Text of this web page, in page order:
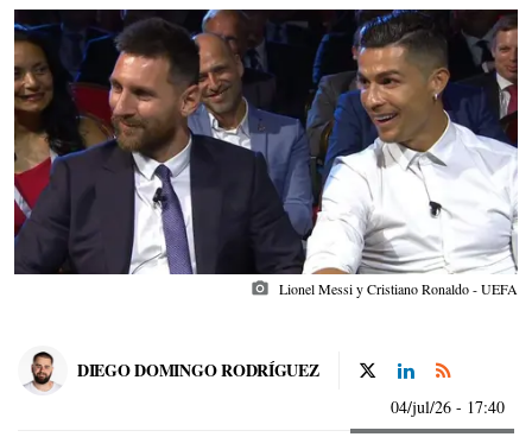
photo_camera Lionel Messi y Cristiano Ronaldo - UEFA
DIEGO DOMINGO RODRÍGUEZ
04/jul/26 - 17:40